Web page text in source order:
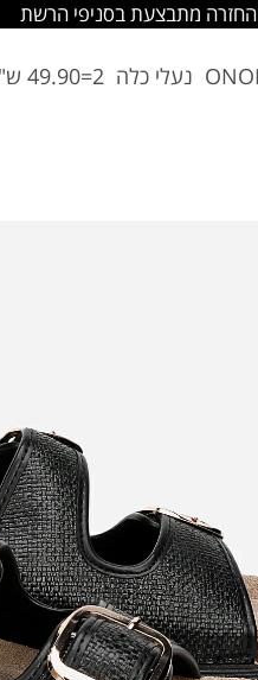
מתבצעת בסניפי הרשת
נעלי כלה 2=49.90 ש"ח